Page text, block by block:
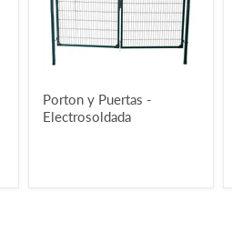
Porton y Puertas -
Electrosoldada